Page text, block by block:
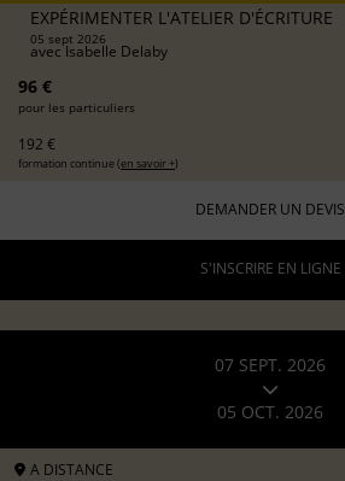
EXPÉRIMENTER L'ATELIER D'ÉCRITURE
05 sept 2026
avecIsabelle Delaby
96 €
pour les particuliers
192 €
formation continue (en savoir +)
DEMANDER UN DEVIS
S'INSCRIRE EN LIGNE
07 SEPT. 2026
05 OCT. 2026
A DISTANCE